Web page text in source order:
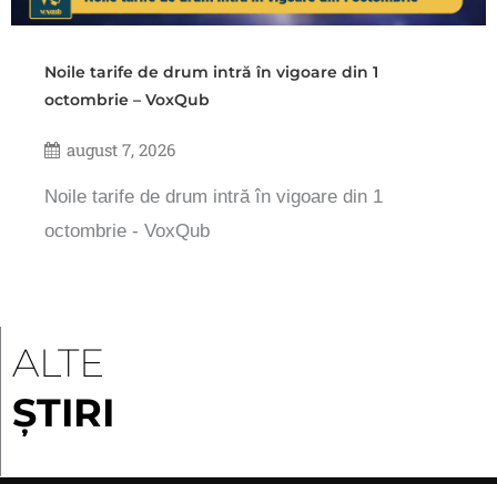
Noile tarife de drum intră în vigoare din 1
octombrie – VoxQub
august 7, 2026
Noile tarife de drum intră în vigoare din 1
octombrie - VoxQub
ALTE
ȘTIRI